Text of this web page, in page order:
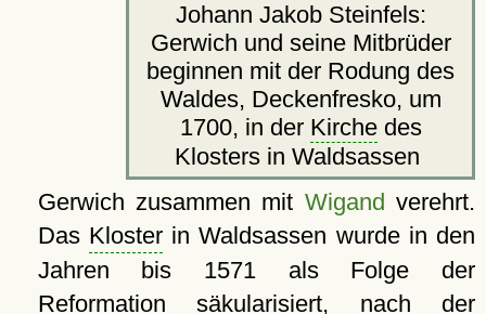
Johann Jakob Steinfels:
Gerwich und seine Mitbrüder
beginnen mit der Rodung des
Waldes, Deckenfresko, um
1700, in der Kirchedes
Klosters in Waldsassen
Gerwich zusammen mit Wigand verehrt.
Das Kloster in Waldsassen wurde in den
Jahren bis 1571 als Folge der
Reformation säkularisiert, nach der